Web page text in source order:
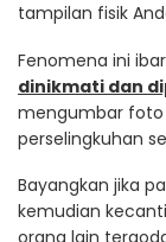
tampilan fisik
Fenomena ini
dinikmati dan
mengumbar foto
perselingkuhan
Bayangkan jika
kemudian
orang lain